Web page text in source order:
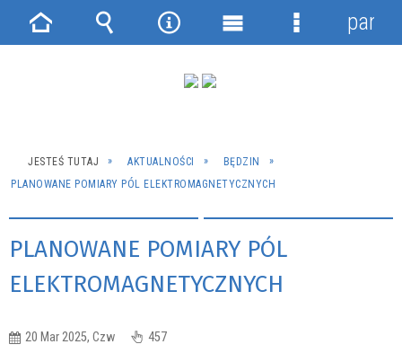
JESTEŚ TUTAJ AKTUALNOŚCI
BĘDZIN
PLANOWANE POMIARY PÓL ELEKTROMAGNETYCZNYCH
PLANOWANE POMIARY PÓL
ELEKTROMAGNETYCZNYCH
20 Mar 2025, Czw 457
Strona Wyszukiwarka
NarzędziaMenu
Menu
panel